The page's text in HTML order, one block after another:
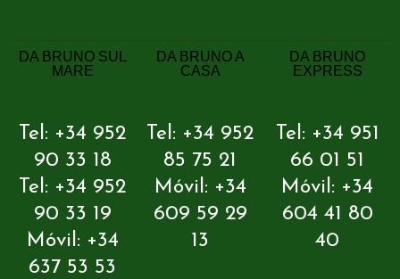
DA BRUNO SUL
MARE
Tel: +34 952
90 33 18
Tel: +34 952
90 33 19
Móvil: +34
637 53 53
DA BRUNO A
CASA
Tel: +34 952
85 75 21
Móvil: +34
609 59 29
13
DA BRUNO
EXPRESS
Tel: +34 951
66 01 51
Móvil: +34
604 41 80
40